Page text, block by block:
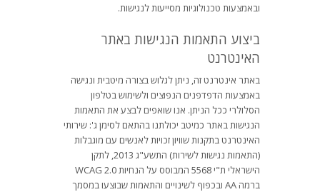
ובאמצעות טכנולוגיות מסייעות לנגישות.
ביצוע התאמות הנגישות באתר
האינטרנט
באתר אינטרנט זה, ניתן לגלוש בצורה מיטבית ונגישה
באמצעות הדפדפנים הנפוצים ולשימוש בטלפון
הסלולרי ככל הניתן. אנו שואפים לבצע את התאמות
הנגישות באתר כמיטב יכולתנו בהתאם לסימן ג': שירותי
האינטרנט בתקנות שוויון זכויות לאנשים עם מוגבלות
(התאמות נגישות לשירות) התשע"ג 2013, לתקן
הישראלי ת"י 5568 המבוסס על הנחיות WCAG 2.0
ברמה AA ובכפוף לשינויים והתאמות שבוצעו במסמך